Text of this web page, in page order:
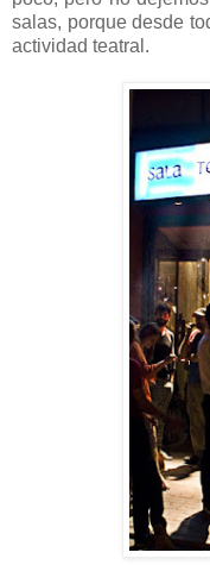
salas, porque desde
actividad teatral.